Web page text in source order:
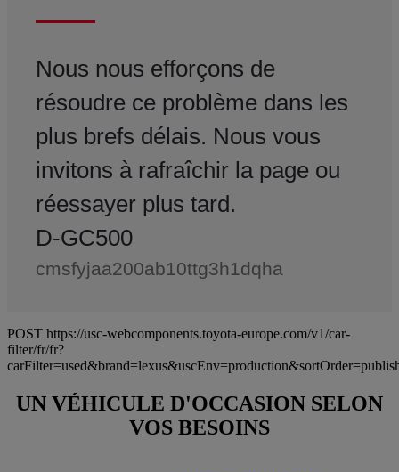
Nous nous efforçons de
résoudre ce problème dans les
plus brefs délais. Nous vous
invitons à rafraîchir la page ou
réessayer plus tard.
D-GC500
cmsfyjaa200ab10ttg3h1dqha
POST https://usc-webcomponents.toyota-europe.com/v1/car-
filter/fr/fr?
UN VÉHICULE D'OCCASION SELON
VOS BESOINS